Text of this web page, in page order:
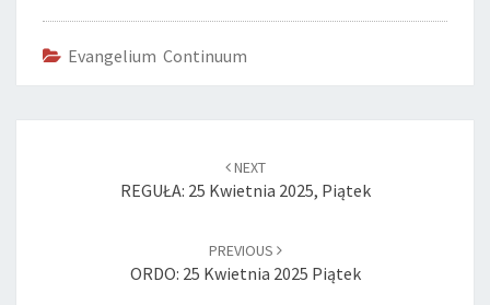
Evangelium Continuum
NEXT
REGUŁA: 25 Kwietnia 2025, Piątek
PREVIOUS
ORDO: 25 Kwietnia 2025 Piątek